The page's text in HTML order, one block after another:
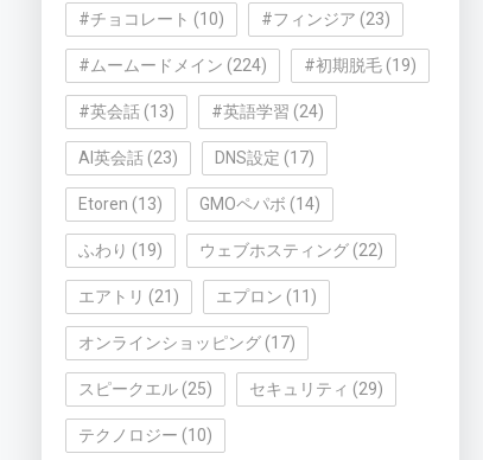
#チョコレート (10) #フィンジア (23)
#ムームードメイン (224) #初期脱毛(19)
#英会話(13) #英語学習 (24)
AI英会話(23) DNS設定 (17)
Etoren (13) GMOペパボ (14)
ふわり (19) ウェブホスティング(22)
エアトリ (21) エプロン (11)
オンラインショッピング(17)
スピークエル(25) セキュリティ (29)
テクノロジー (10)